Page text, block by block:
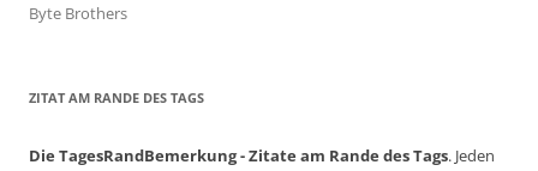
Byte Brothers
ZITAT AM RANDE DES TAGS
Die TagesRandBemerkung - Zitate am Rande des Tags. Jeden